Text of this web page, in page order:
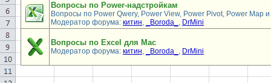
Вопросы по Power-надстройкам
Вопросы по Power Qwery, Power View, Power Pivot, Power Map
Модератор форума: китин, _Boroda_ , DrMini
Вопросы по Excel для Mac
Модератор форума: китин, _Boroda_ , DrMini